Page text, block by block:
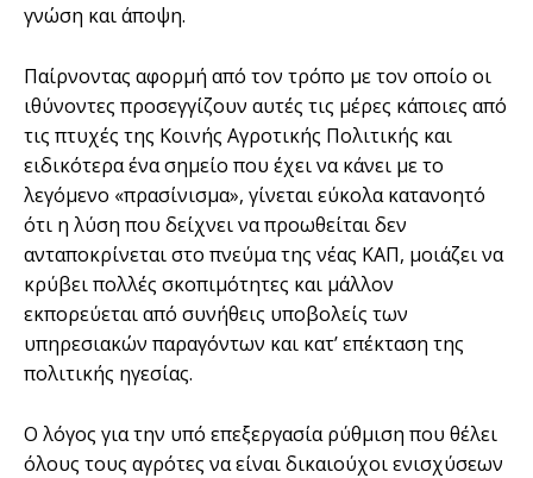
γνώση και άποψη.
Παίρνοντας αφορµή από τον τρόπο µε τον οποίο οι
ιθύνοντες προσεγγίζουν αυτές τις µέρες κάποιες από
τις πτυχές της Κοινής Αγροτικής Πολιτικής και
ειδικότερα ένα σηµείο που έχει να κάνει µε το
λεγόµενο «πρασίνισµα», γίνεται εύκολα κατανοητό
ότι η λύση που δείχνει να προωθείται δεν
ανταποκρίνεται στο πνεύµα της νέας ΚΑΠ, µοιάζει να
κρύβει πολλές σκοπιµότητες και µάλλον
εκπορεύεται από συνήθεις υποβολείς των
υπηρεσιακών παραγόντων και κατ’ επέκταση της
πολιτικής ηγεσίας.
Ο λόγος για την υπό επεξεργασία ρύθµιση που θέλει
όλους τους αγρότες να είναι δικαιούχοι ενισχύσεων